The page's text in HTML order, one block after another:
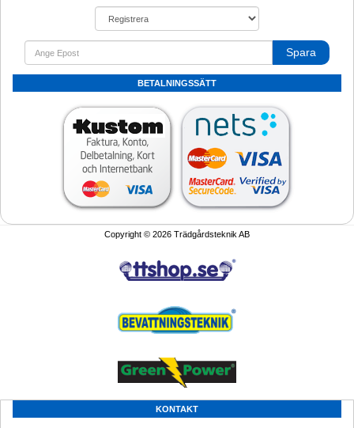
Spara
BETALNINGSSÄTT
Copyright © 2026 Trädgårdsteknik AB
KONTAKT